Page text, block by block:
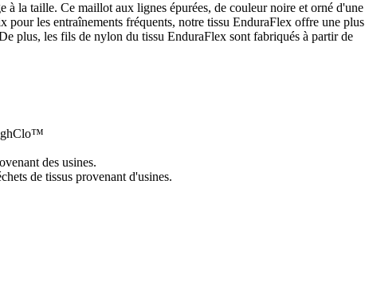
à la taille. Ce maillot aux lignes épurées, de couleur noire et orné d'une
les entraînements fréquents, notre tissu EnduraFlex offre une plus
plus, les fils de nylon du tissu EnduraFlex sont fabriqués à partir de
des usines.
de tissus provenant d'usines.